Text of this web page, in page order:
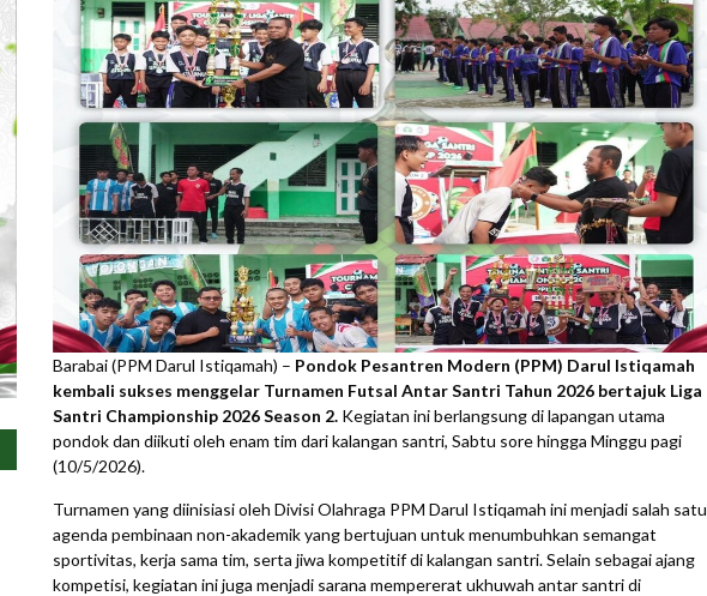
Barabai (PPM Darul Istiqamah) – Pondok Pesantren Modern (PPM) Darul Istiqamah
kembali sukses menggelar Turnamen Futsal Antar Santri Tahun 2026 bertajuk Liga
Santri Championship 2026 Season 2. Kegiatan ini berlangsung di lapangan utama
pondok dan diikuti oleh enam tim dari kalangan santri, Sabtu sore hingga Minggu pagi
(10/5/2026).
Turnamen yang diinisiasi oleh Divisi Olahraga PPM Darul Istiqamah ini menjadi salah satu
agenda pembinaan non-akademik yang bertujuan untuk menumbuhkan semangat
sportivitas, kerja sama tim, serta jiwa kompetitif di kalangan santri. Selain sebagai ajang
kompetisi, kegiatan ini juga menjadi sarana mempererat ukhuwah antar santri di